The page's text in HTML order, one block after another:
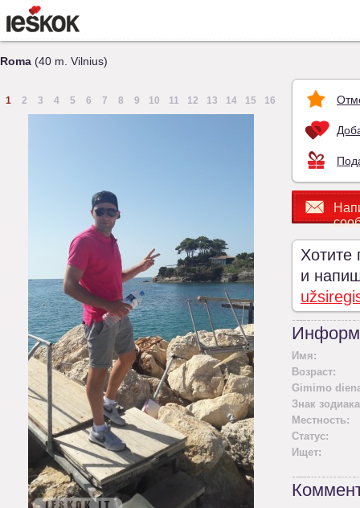
Roma (40 m. Vilnius)
1 2 3 4 5 6 7 8 9 10 11 12 13 14 15 16
Хотите
и
Имя:
Возраст:
Gimimo
Знак
Местность:
Статус:
Ищет: